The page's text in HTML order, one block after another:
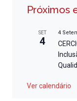
Próximos
SET
4
4
Ver calendário